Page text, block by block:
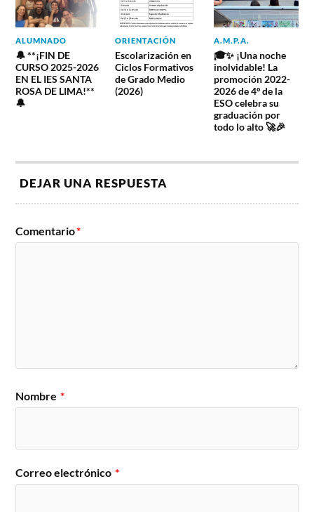
ALUMNADO
🔔 **¡FIN DE
CURSO 2025-2026
EN EL IES SANTA
ROSA DE LIMA!**
🔔
ORIENTACIÓN
Escolarización en
Ciclos Formativos
de Grado Medio
(2026)
A.M.P.A.
🎓✨ ¡Una noche
inolvidable! La
promoción 2022-
2026 de 4º de la
ESO celebra su
graduación por
todo lo alto 🚀🎉
DEJAR UNA RESPUESTA
Comentario*
Nombre *
Correo electrónico *